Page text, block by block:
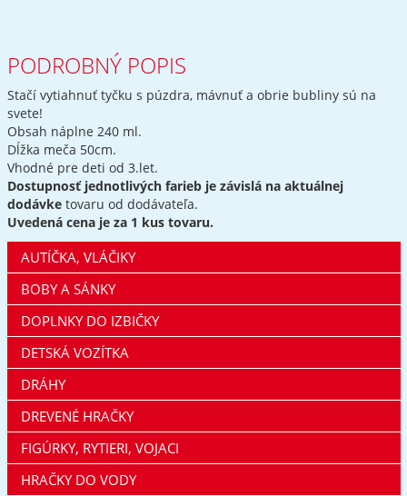
PODROBNÝ POPIS
Stačí vytiahnuť tyčku s púzdra, mávnuť a obrie bubliny sú na
svete!
Obsah náplne 240 ml.
Dĺžka meča 50cm.
Vhodné pre deti od 3.let.
Dostupnosť jednotlivých farieb je závislá na aktuálnej
dodávketovaru od dodávateľa.
Uvedená cena je za 1 kus tovaru.
AUTÍČKA, VLÁČIKY
BOBY A SÁNKY
DOPLNKY DO IZBIČKY
DETSKÁ VOZÍTKA
DRÁHY
DREVENÉ HRAČKY
FIGÚRKY, RYTIERI, VOJACI
HRAČKY DO VODY